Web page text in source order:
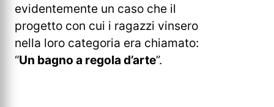
evidentemente un caso che il
progetto con cui i ragazzi vinsero
nella loro categoria era chiamato:
“Un bagno a regola d’arte”.